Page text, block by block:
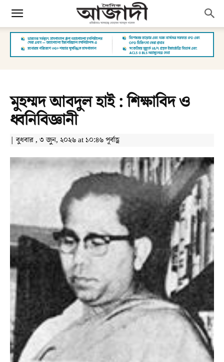
মুহম্মদ আবদুল হাই : শিক্ষাবিদ ও
ধ্বনিবিজ্ঞানী
| বুধবার , ৩ জুন, ২০২৬ at ১০:৪৬ পূর্বাহ্ণ